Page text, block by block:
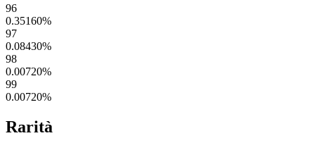
96
0.35160%
97
0.08430%
98
0.00720%
99
0.00720%
Rarità